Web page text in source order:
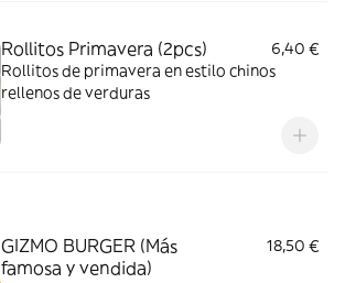
Rollitos Primavera (2pcs)
6,40 €
Rollitos de primavera en estilo chinos
rellenos de verduras
GIZMO BURGER (Más
famosa y vendida)
18,50 €